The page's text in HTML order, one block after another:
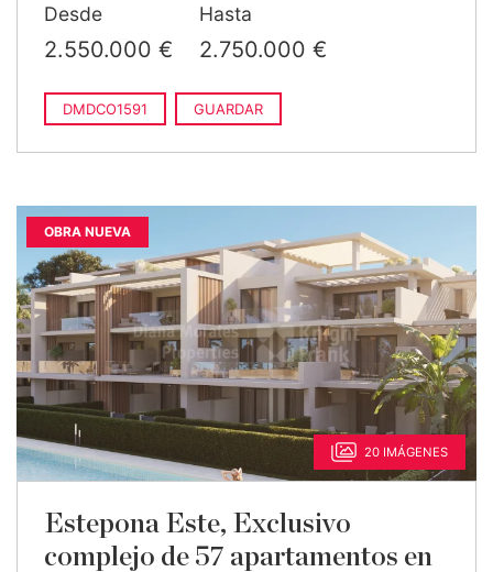
Desde
2.550.000 €
Hasta
2.750.000 €
DMDCO1591 GUARDAR
OBRA NUEVA
20 IMÁGENES
Estepona Este, Exclusivo
complejo de 57 apartamentos en